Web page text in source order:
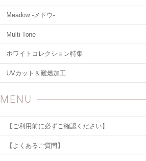
Meadow -メドウ-
Multi Tone
ホワイトコレクション特集
UVカット＆難燃加工
MENU
【ご利用前に必ずご確認ください】
【よくあるご質問】